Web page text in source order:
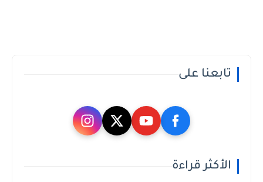
تابعنا على
الأكثر قراءة